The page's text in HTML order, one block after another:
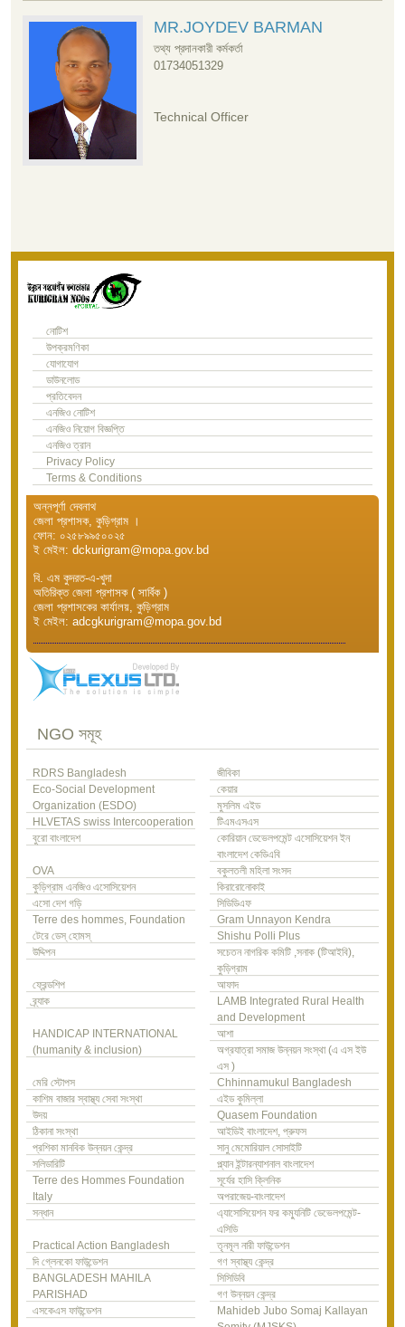
MR.JOYDEV BARMAN
তথ্য প্রদানকারী কর্মকর্তা
01734051329
Technical Officer
নোটিশ
উপক্রমণিকা
যোগাযোগ
ডাউনলোড
প্রতিবেদন
এনজিও নোটিশ
এনজিও নিয়োগ বিজ্ঞপ্তি
এনজিও ত্রান
Privacy Policy
Terms & Conditions
অন্নপূর্ণা দেবনাথ
জেলা প্রশাসক, কুড়িগ্রাম ।
ফোন: ০২৫৮৯৯৫০০২৫
ই মেইল: dckurigram@mopa.gov.bd
বি. এম কুদরত-এ-খুদা
অতিরিক্ত জেলা প্রশাসক ( সার্বিক )
জেলা প্রশাসকের কার্যালয়, কুড়িগ্রাম
ই মেইল: adcgkurigram@mopa.gov.bd
NGO সমূহ
RDRS Bangladesh
জীবিকা
Eco-Social Development
Organization (ESDO)
কেয়ার
মুসলিম এইড
HLVETAS swiss Intercooperation
টিএমএসএস
বুরো বাংলাদেশ
কোরিয়ান ডেভেলপমেন্ট এসোসিয়েশন ইন
বাংলাদেশ কেডিএবি
OVA
বকুলতলী মহিলা সংসদ
কুড়িগ্রাম এনজিও এসোসিয়েশন
কিরারোনোকাই
এসো দেশ গড়ি
সিডিডিএফ
Terre des hommes, Foundation
টেরে ডেস্ হোমস্
Gram Unnayon Kendra
Shishu Polli Plus
উদ্দিপন
সচেতন নাগরিক কমিটি ,সনাক (টিআইবি),
কুড়িগ্রাম
ফ্রেন্ডশিপ
আফাদ
ব্র্যাক
LAMB Integrated Rural Health
and Development
HANDICAP INTERNATIONAL
(humanity & inclusion)
আশা
অগ্রযাত্রা সমাজ উন্নয়ন সংস্থা (এ এস ইউ
এস )
মেরি স্টোপস
Chhinnamukul Bangladesh
কাশিম বাজার স্বাস্থ্য সেবা সংস্থা
এইড কুমিল্লা
উদয়
Quasem Foundation
ঠিকানা সংস্থা
আইডিই বাংলাদেশ, প্রুফস
প্রশিকা মানবিক উন্নয়ন কেন্দ্র
সানু মেমোরিয়াল সোসাইটি
সলিডারিটি
প্ল্যান ইন্টারন্যাশনাল বাংলাদেশ
Terre des Hommes Foundation
Italy
সূর্যের হাসি ক্লিনিক
অপরাজেয়-বাংলাদেশ
সন্ধান
এ্যাসোসিয়েশন ফর কম্যুনিটি ডেভেলপমেন্ট-
এসিডি
Practical Action Bangladesh
তৃনমূল নারী ফাউন্ডেশন
দি গ্লেনকো ফাউন্ডেশন
গণ স্বাস্থ্য কেন্দ্র
BANGLADESH MAHILA
PARISHAD
সিসিডিবি
গণ উন্নয়ন কেন্দ্র
এসকেএস ফাউন্ডেশন
Mahideb Jubo Somaj Kallayan